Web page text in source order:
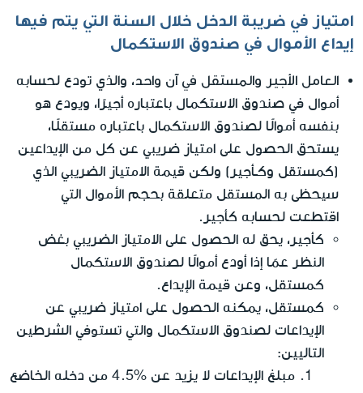
امتياز في ضريبة الدخل خلال السنة التي يتم فيها
إيداع الأموال في صندوق الاستكمال
العامل الأجير والمستقل في آن واحد، والذي تودع لحسابه
أموال في صندوق الاستكمال باعتباره أجيرًا، ويودع هو
بنفسه أموالًا لصندوق الاستكمال باعتباره مستقلًا،
يستحق الحصول على امتياز ضريبي عن كل من الإيداعين
(كمستقل وكـأجير) ولكن قيمة الامتياز الضريبي الذي
سيحظى به المستقل متعلقة بحجم الأموال التي
اقتطعت لحسابه كأجير.
كأجير، يحق له الحصول على الامتياز الضريبي بغض
النظر عمّا إذا أودع أموالًا لصندوق الاستكمال
كمستقل، وعن قيمة الإيداع.
كمستقل، يمكنه الحصول على امتياز ضريبي عن
الإيداعات لصندوق الاستكمال والتي تستوفي الشرطين
التاليين:
مبلغ الإيداعات لا يزيد عن %4.5 من دخله الخاضع